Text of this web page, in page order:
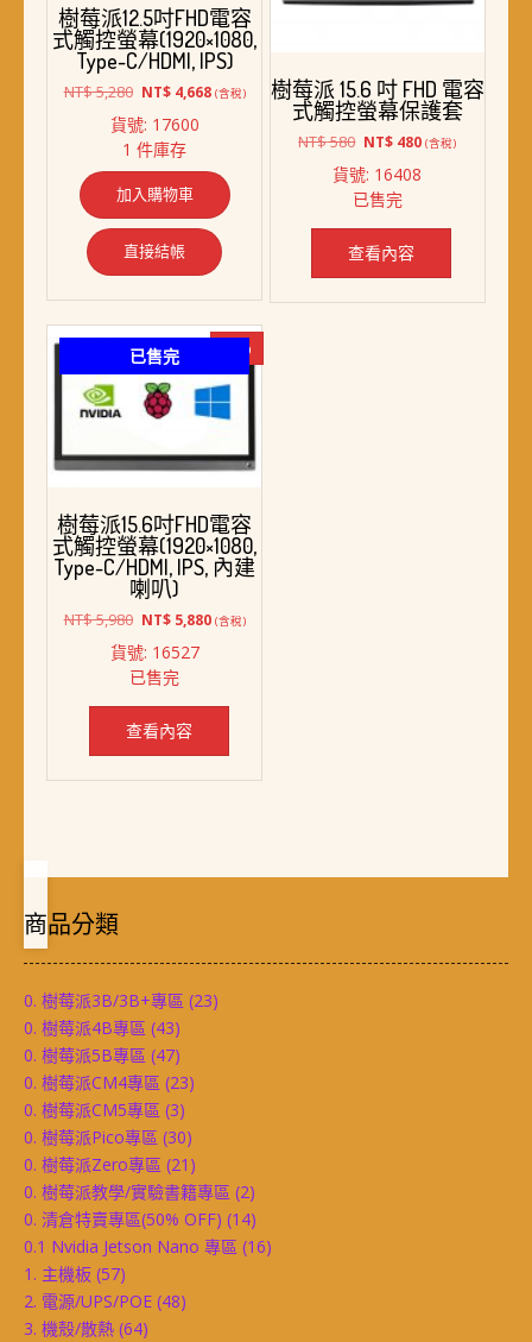
樹莓派12.5吋FHD電容
式觸控螢幕(1920×1080,
Type-C/HDMI, IPS)
NT$5,280 原
價
格：
NT$ 5,280。
NT$4,668目
NT$ 4,668。
(含稅)
貨號: 17600
1 件庫存
加入購物車
直接結帳
樹莓派 15.6 吋 FHD 電容
式觸控螢幕保護套
NT$580 原
價
格：
NT$ 580。
NT$ 480目
NT$ 480。
(含稅)
貨號: 16408
已售完
查看內容
已售完 -2%
樹莓派15.6吋FHD電容
式觸控螢幕(1920×1080,
Type-C/HDMI, IPS, 內建
喇叭)
NT$5,980 原
價
格：
NT$ 5,980。
NT$5,880目
NT$ 5,880。
(含稅)
貨號: 16527
已售完
查看內容
商品分類
0. 樹莓派3B/3B+專區 (23)
0. 樹莓派4B專區 (43)
0. 樹莓派5B專區 (47)
0. 樹莓派CM4專區 (23)
0. 樹莓派CM5專區 (3)
0. 樹莓派Pico專區 (30)
0. 樹莓派Zero專區 (21)
0. 樹莓派教學/實驗書籍專區 (2)
0. 清倉特賣專區(50% OFF) (14)
0.1 Nvidia Jetson Nano 專區 (16)
1. 主機板 (57)
2. 電源/UPS/POE (48)
3. 機殼/散熱 (64)